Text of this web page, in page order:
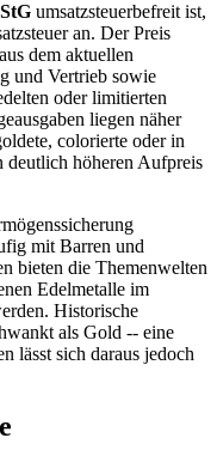
umsatzsteuerbefreit ist,
an. Der Preis
dem aktuellen
und Vertrieb sowie
oder limitierten
liegen näher
colorierte oder in
deutlich höheren Aufpreis
mit Barren und
bieten die Themenwelten
Edelmetalle im
Historische
als Gold -- eine
lässt sich daraus jedoch